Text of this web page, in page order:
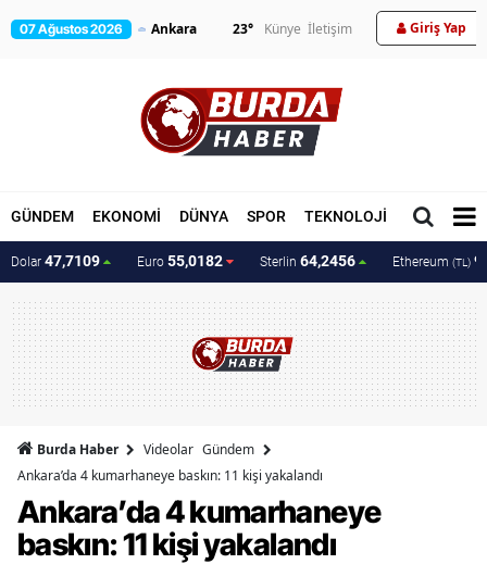
07 Ağustos 2026 23° Künye İletişim Giriş Yap
GÜNDEM EKONOMİ DÜNYA SPOR TEKNOLOJİ MAGAZİN
Dolar 47,7109 Euro 55,0182 Sterlin 64,2456 Ethereum (TL)
Burda Haber Videolar Gündem
Ankara’da 4 kumarhaneye baskın: 11 kişi yakalandı
Ankara’da 4 kumarhaneye
baskın: 11 kişi yakalandı